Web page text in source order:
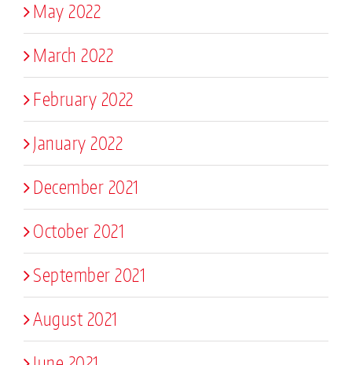
May 2022
March 2022
February 2022
January 2022
December 2021
October 2021
September 2021
August 2021